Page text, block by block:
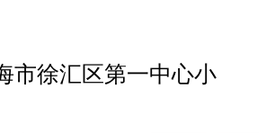
市徐汇区第一中心小